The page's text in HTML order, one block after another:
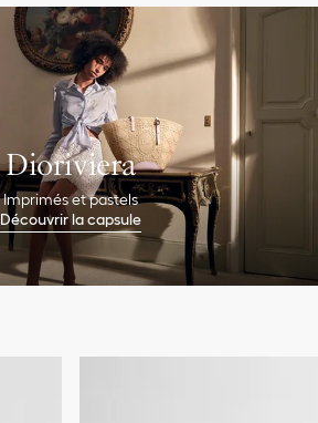
Dioriviera
Imprimés et pastels
Découvrir la capsule